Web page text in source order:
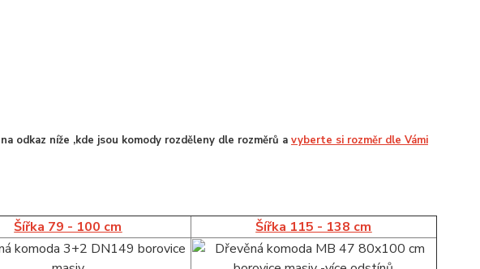
na odkaz níže ,kde jsou komody rozděleny dle rozměrů a vyberte si rozměr dle Vámi
Šířka 79 - 100 cm Šířka 115 - 138 cm